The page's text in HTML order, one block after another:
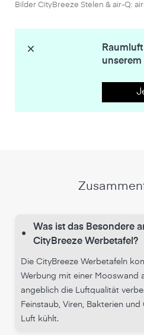
Bilder CityBreeze Stelen & air-Q:
•
Was ist das Besondere
CityBreeze Werbetafel?
Die CityBreeze Werbetafeln
Werbung mit einer Mooswand
angeblich die Luftqualität
Feinstaub, Viren, Bakterien
Luft kühlt.